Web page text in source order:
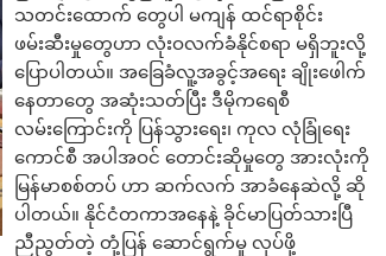
သတင်းထောက် တွေပါ မကျန် ထင်ရာစိုင်း
ဖမ်းဆီးမှုတွေဟာ လုံးဝလက်ခံနိုင်စရာ မရှိဘူးလို့
ပြောပါတယ်။ အခြေခံလူ့အခွင့်အရေး ချိုးဖေါက်
နေတာတွေ အဆုံးသတ်ပြီး ဒီမိုကရေစီ
လမ်းကြောင်းကို ပြန်သွားရေး၊ ကုလ လုံခြုံရေး
ကောင်စီ အပါအဝင် တောင်းဆိုမှုတွေ အားလုံးကို
မြန်မာစစ်တပ် ဟာ ဆက်လက် အာခံနေဆဲလို့ ဆို
ပါတယ်။ နိုင်ငံတကာအနေနဲ့ ခိုင်မာပြတ်သားပြီ
ညီညွတ်တဲ့ တုံ့ပြန် ဆောင်ရွက်မှု လုပ်ဖို့